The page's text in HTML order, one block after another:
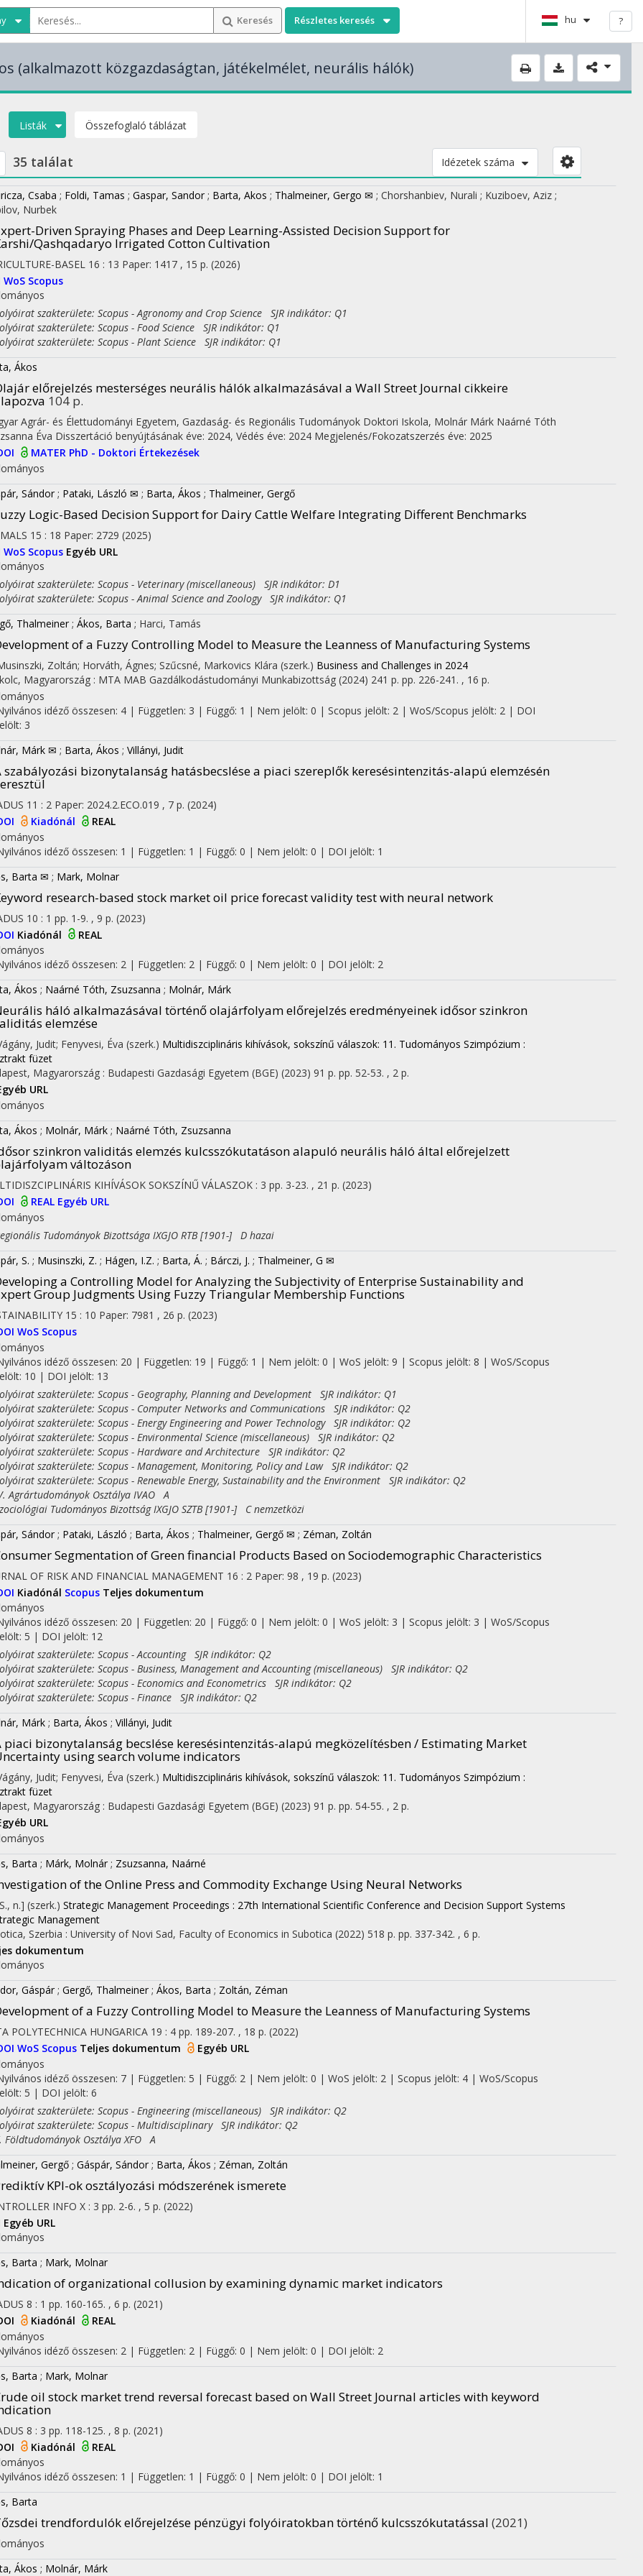
Keresés Részletes keresés hu ?
(alkalmazott közgazdaságtan, játékelmélet, neurális hálók)
Listák Összefoglaló táblázat
35 találat Idézetek száma
Csaba ; Foldi, Tamas ; Gaspar, Sandor ; Barta, Akos ; Thalmeiner, Gergo ✉ ; Chorshanbiev, Nurali ; Kuziboev, Aziz ;
Nurbek
Driven Spraying Phases and Deep Learning-Assisted Decision Support for
Qashqadaryo Irrigated Cotton Cultivation
BASEL 16 : 13 Paper: 1417 , 15 p. (2026)
WoS Scopus
szakterülete: Scopus - Agronomy and Crop Science SJR indikátor: Q1
szakterülete: Scopus - Food Science SJR indikátor: Q1
szakterülete: Scopus - Plant Science SJR indikátor: Q1
Ákos
előrejelzés mesterséges neurális hálók alkalmazásával a Wall Street Journal cikkeire
104 p.
Agrár- és Élettudományi Egyetem, Gazdaság- és Regionális Tudományok Doktori Iskola, Molnár Márk Naárné Tóth
Éva Disszertáció benyújtásának éve: 2024, Védés éve: 2024 Megjelenés/Fokozatszerzés éve: 2025
MATER PhD - Doktori Értekezések
Sándor ; Pataki, László ✉ ; Barta, Ákos ; Thalmeiner, Gergő
Logic-Based Decision Support for Dairy Cattle Welfare Integrating Different Benchmarks
15 : 18 Paper: 2729 (2025)
WoS Scopus Egyéb URL
szakterülete: Scopus - Veterinary (miscellaneous) SJR indikátor: D1
szakterülete: Scopus - Animal Science and Zoology SJR indikátor: Q1
Thalmeiner ; Ákos, Barta ; Harci, Tamás
of a Fuzzy Controlling Model to Measure the Leanness of Manufacturing Systems
Zoltán; Horváth, Ágnes; Szűcsné, Markovics Klára (szerk.) Business and Challenges in 2024
Magyarország : MTA MAB Gazdálkodástudományi Munkabizottság (2024) 241 p. pp. 226-241. , 16 p.
idéző összesen: 4| Független: 3 | Függő: 1 | Nem jelölt: 0 | Scopus jelölt: 2 | WoS/Scopus jelölt: 2 | DOI
3
Márk ✉ ; Barta, Ákos ; Villányi, Judit
szabályozási bizonytalanság hatásbecslése a piaci szereplők keresésintenzitás-alapú elemzésén
11 : 2 Paper: 2024.2.ECO.019 , 7 p. (2024)
Kiadónál
REAL
idéző összesen: 1 | Független: 1 | Függő: 0 | Nem jelölt: 0 | DOI jelölt: 1
Barta ✉ ; Mark, Molnar
research-based stock market oil price forecast validity test with neural network
10 : 1 pp. 1-9. , 9 p. (2023)
Kiadónál
REAL
idéző összesen: 2| Független: 2 | Függő: 0 | Nem jelölt: 0 | DOI jelölt: 2
Ákos ; Naárné Tóth, Zsuzsanna ; Molnár, Márk
háló alkalmazásával történő olajárfolyam előrejelzés eredményeinek idősor szinkron
elemzése
Judit; Fenyvesi, Éva (szerk.) Multidiszciplináris kihívások, sokszínű válaszok: 11. Tudományos Szimpózium :
füzet
Magyarország : Budapesti Gazdasági Egyetem (BGE) (2023) 91 p. pp. 52-53. , 2 p.
URL
Ákos ; Molnár, Márk ; Naárné Tóth, Zsuzsanna
szinkron validitás elemzés kulcsszókutatáson alapuló neurális háló által előrejelzett
változáson
KIHÍVÁSOK SOKSZÍNŰ VÁLASZOK : 3 pp. 3-23. , 21 p. (2023)
REAL Egyéb URL
Tudományok Bizottsága IXGJO RTB [1901-] D hazai
S. ; Musinszki, Z. ; Hágen, I.Z. ; Barta, Á. ; Bárczi, J. ; Thalmeiner, G ✉
a Controlling Model for Analyzing the Subjectivity of Enterprise Sustainability and
Group Judgments Using Fuzzy Triangular Membership Functions
15 : 10 Paper: 7981 , 26 p. (2023)
WoS Scopus
idéző összesen: 20 | Független: 19 | Függő: 1 | Nem jelölt: 0 | WoS jelölt: 9 | Scopus jelölt: 8 | WoS/Scopus
10 | DOI jelölt: 13
szakterülete: Scopus - Geography, Planning and Development SJR indikátor: Q1
szakterülete: Scopus - Computer Networks and Communications SJR indikátor: Q2
szakterülete: Scopus - Energy Engineering and Power Technology SJR indikátor: Q2
szakterülete: Scopus - Environmental Science (miscellaneous) SJR indikátor: Q2
szakterülete: Scopus - Hardware and Architecture SJR indikátor: Q2
szakterülete: Scopus - Management, Monitoring, Policy and Law SJR indikátor: Q2
szakterülete: Scopus - Renewable Energy, Sustainability and the Environment SJR indikátor: Q2
Agrártudományok Osztálya IVAO A
Tudományos Bizottság IXGJO SZTB [1901-] C nemzetközi
Sándor ; Pataki, László ; Barta, Ákos ; Thalmeiner, Gergő ✉ ; Zéman, Zoltán
Segmentation of Green financial Products Based on Sociodemographic Characteristics
OF RISK AND FINANCIAL MANAGEMENT 16 : 2 Paper: 98 , 19 p. (2023)
Kiadónál Scopus Teljes dokumentum
idéző összesen: 20 | Független: 20 | Függő: 0 | Nem jelölt: 0 | WoS jelölt: 3 | Scopus jelölt: 3 | WoS/Scopus
5 | DOI jelölt: 12
szakterülete: Scopus - Accounting SJR indikátor: Q2
szakterülete: Scopus - Business, Management and Accounting (miscellaneous) SJR indikátor: Q2
szakterülete: Scopus - Economics and Econometrics SJR indikátor: Q2
szakterülete: Scopus - Finance SJR indikátor: Q2
Márk ; Barta, Ákos ; Villányi, Judit
piaci bizonytalanság becslése keresésintenzitás-alapú megközelítésben / Estimating Market
using search volume indicators
Judit; Fenyvesi, Éva (szerk.) Multidiszciplináris kihívások, sokszínű válaszok: 11. Tudományos Szimpózium :
füzet
Magyarország : Budapesti Gazdasági Egyetem (BGE) (2023) 91 p. pp. 54-55. , 2 p.
URL
Barta ; Márk, Molnár ; Zsuzsanna, Naárné
of the Online Press and Commodity Exchange Using Neural Networks
n.] (szerk.) Strategic Management Proceedings : 27th International Scientific Conference and Decision Support Systems
Management
Szerbia : University of Novi Sad, Faculty of Economics in Subotica (2022) 518 p. pp. 337-342. , 6 p.
dokumentum
Gáspár ; Gergő, Thalmeiner ; Ákos, Barta ; Zoltán, Zéman
of a Fuzzy Controlling Model to Measure the Leanness of Manufacturing Systems
POLYTECHNICA HUNGARICA 19 : 4 pp. 189-207. , 18 p. (2022)
WoS Scopus Teljes dokumentum
Egyéb URL
idéző összesen: 7| Független: 5 | Függő: 2 | Nem jelölt: 0 | WoS jelölt: 2 | Scopus jelölt: 4 | WoS/Scopus
5 | DOI jelölt: 6
szakterülete: Scopus - Engineering (miscellaneous) SJR indikátor: Q2
szakterülete: Scopus - Multidisciplinary SJR indikátor: Q2
Osztálya XFO A
Gergő ; Gáspár, Sándor ; Barta, Ákos ; Zéman, Zoltán
KPI-ok osztályozási módszerének ismerete
INFO X : 3 pp. 2-6. , 5 p. (2022)
Egyéb URL
Barta ; Mark, Molnar
of organizational collusion by examining dynamic market indicators
8 : 1 pp. 160-165. , 6 p. (2021)
Kiadónál
REAL
idéző összesen: 2 | Független: 2 | Függő: 0 | Nem jelölt: 0 | DOI jelölt: 2
Barta ; Mark, Molnar
oil stock market trend reversal forecast based on Wall Street Journal articles with keyword
8 : 3 pp. 118-125. , 8 p. (2021)
Kiadónál
REAL
idéző összesen: 1 | Független: 1 | Függő: 0 | Nem jelölt: 0 | DOI jelölt: 1
Barta
trendfordulók előrejelzése pénzügyi folyóiratokban történő kulcsszókutatással (2021)
Ákos ; Molnár, Márk